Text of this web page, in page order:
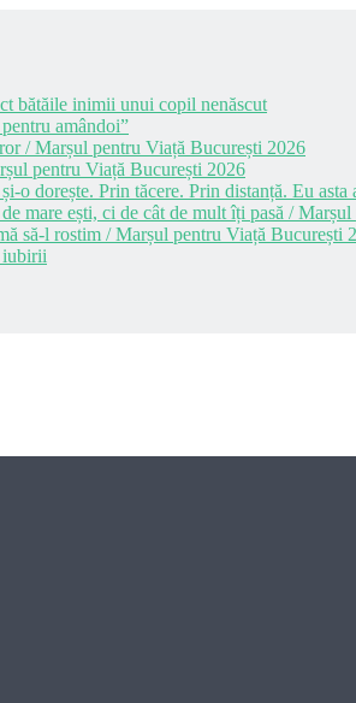
bătăile inimii unui copil nenăscut
amândoi”
/ Marșul pentru Viață București 2026
pentru Viață București 2026
o dorește. Prin tăcere. Prin distanță. Eu
mare ești, ci de cât de mult îți pasă /
să-l rostim / Marșul pentru Viață București
iubirii